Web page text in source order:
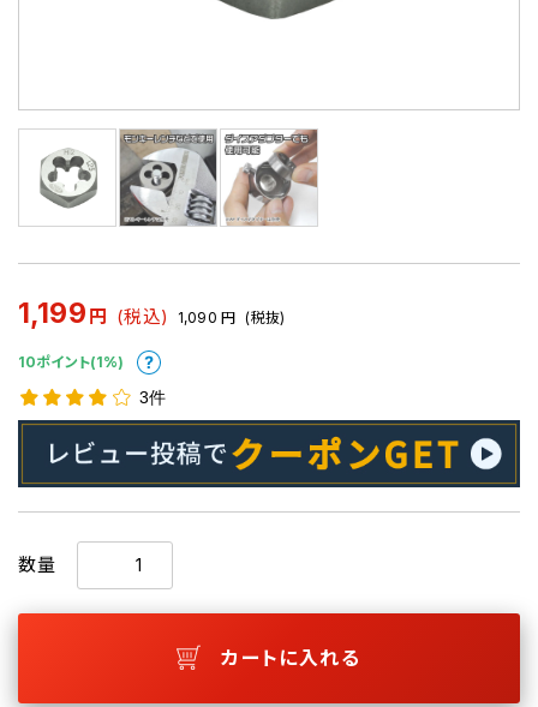
1,199 円 (税込) 1,090 円 (税抜)
10ポイント(1%)
3件
数量
カートに入れる